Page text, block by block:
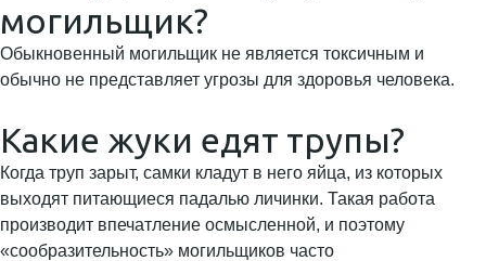
могильщик?
Обыкновенный могильщик не является токсичным и
обычно не представляет угрозы для здоровья человека.
Какие жуки едят трупы?
Когда труп зарыт, самки кладут в него яйца, из которых
выходят питающиеся падалью личинки. Такая работа
производит впечатление осмысленной, и поэтому
«сообразительность» могильщиков часто